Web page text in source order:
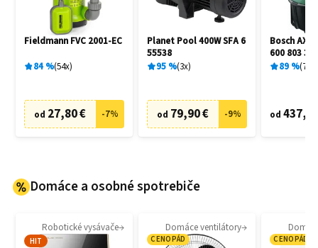
Fieldmann FVC 2001-EC
84% 54x
od 27,80 € -7%
Planet Pool 400W SFA 6
55538
95% 3x
od 79,90 € -9%
Bosch AXT
600 803
89% 7
od
Domáce a osobné spotrebiče
Robotické vysávače
HIT
Domáce ventilátory
CENOPÁD CENOPÁD